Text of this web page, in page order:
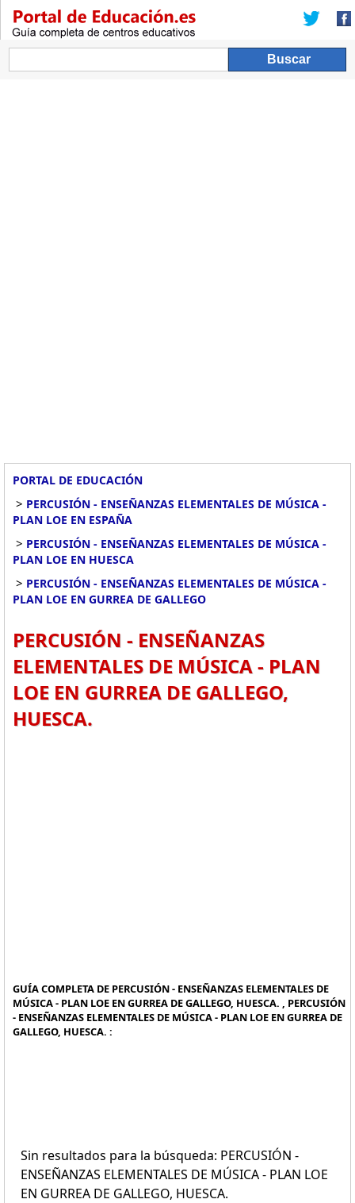
PORTAL DE EDUCACIÓN
> PERCUSIÓN - ENSEÑANZAS ELEMENTALES DE MÚSICA -
PLAN LOE EN ESPAÑA
> PERCUSIÓN - ENSEÑANZAS ELEMENTALES DE MÚSICA -
PLAN LOE EN HUESCA
> PERCUSIÓN - ENSEÑANZAS ELEMENTALES DE MÚSICA -
PLAN LOE EN GURREA DE GALLEGO
PERCUSIÓN - ENSEÑANZAS
ELEMENTALES DE MÚSICA - PLAN
LOE EN GURREA DE GALLEGO,
HUESCA.
GUÍA COMPLETA DE PERCUSIÓN - ENSEÑANZAS ELEMENTALES DE
MÚSICA - PLAN LOE EN GURREA DE GALLEGO, HUESCA. , PERCUSIÓN
- ENSEÑANZAS ELEMENTALES DE MÚSICA - PLAN LOE EN GURREA DE
GALLEGO, HUESCA. :
Sin resultados para la búsqueda: PERCUSIÓN -
ENSEÑANZAS ELEMENTALES DE MÚSICA - PLAN LOE
EN GURREA DE GALLEGO, HUESCA.